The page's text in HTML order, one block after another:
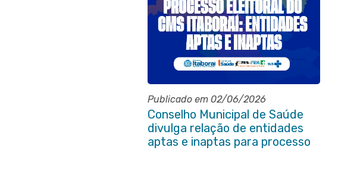
Publicado em 02/06/2026
Conselho Municipal de Saúde
divulga relação de entidades
aptas e inaptas para processo